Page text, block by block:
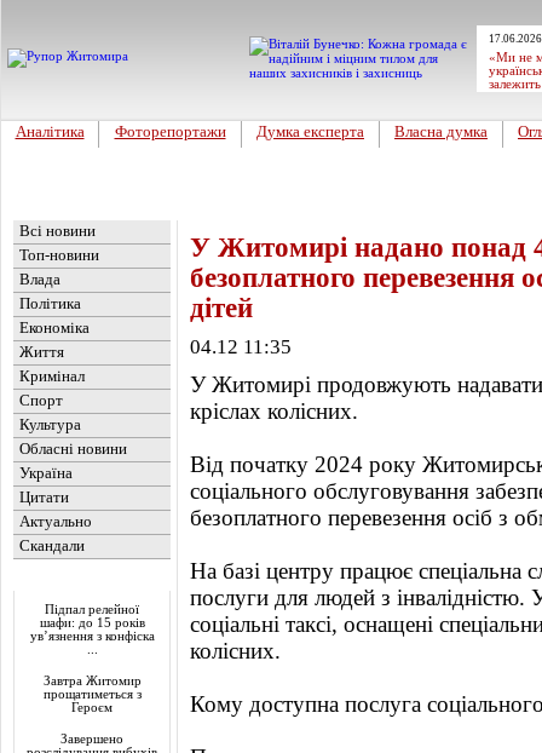
«Ми не
Аналітика Фоторепортажи Думка експерта Власна думка
Всі новини
Топ-новини
Влада
Політика
Економіка
Життя
Кримінал
Спорт
Культура
Обласні новини
Україна
Цитати
Актуально
Скандали
Підпал релейної
шафи: до 15 років
ув’язнення з конфіска
Завтра Житомир
прощатиметься з
Героєм
Завершено
У Житомирі надано понад
безоплатного перевезення
дітей
04.12 11:35
У Житомирі продовжують
кріслах колісних.
Від початку 2024 року
соціального обслуговування
безоплатного перевезення осіб з
На базі центру працює спеціальна
послуги для людей з
соціальні таксі, оснащені
колісних.
Кому доступна послуга соціального